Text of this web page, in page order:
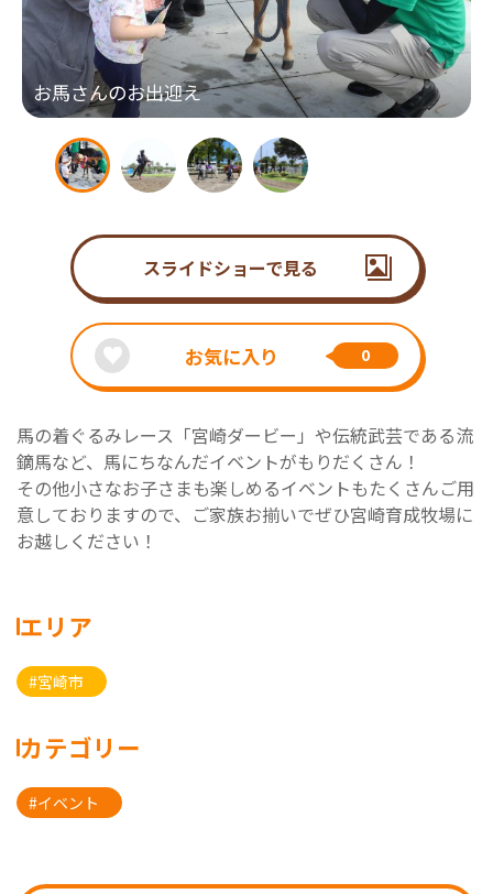
お馬さんのお出迎え
スライドショーで見る
お気に入り 0
馬の着ぐるみレース「宮崎ダービー」や伝統武芸である流
鏑馬など、馬にちなんだイベントがもりだくさん！
その他小さなお子さまも楽しめるイベントもたくさんご用
意しておりますので、ご家族お揃いでぜひ宮崎育成牧場に
お越しください！
エリア
#宮崎市
カテゴリー
#イベント